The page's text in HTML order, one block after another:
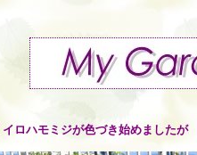
ロハモミジが色づき始めましたが